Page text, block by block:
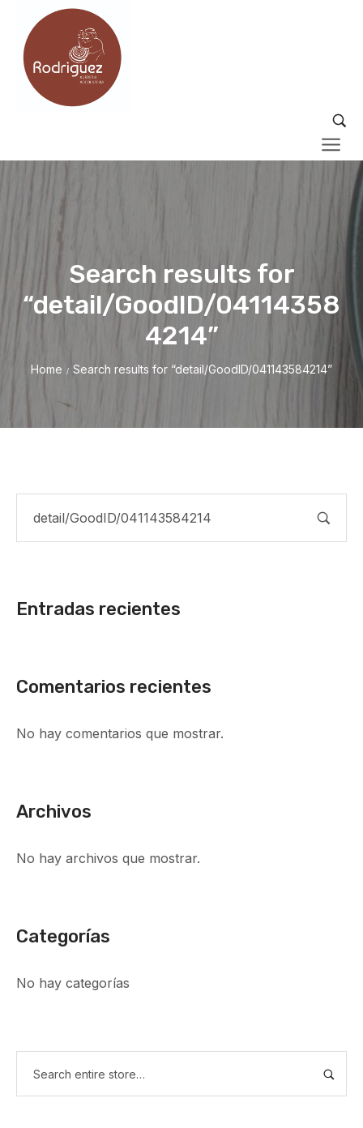
Search results for
“detail/GoodID/04114358
4214”
Home / Search results for “detail/GoodID/041143584214”
Entradas recientes
Comentarios recientes
No hay comentarios que mostrar.
Archivos
No hay archivos que mostrar.
Categorías
No hay categorías